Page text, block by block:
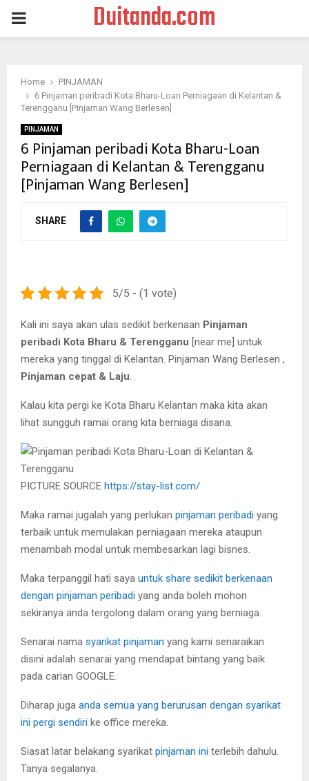
PRIMARY
Duitanda.com
Home
PINJAMAN
6 Pinjaman peribadi Kota Bharu-Loan Perniagaan di Kelantan &
Terengganu [Pinjaman Wang Berlesen]
PINJAMAN
6 Pinjaman peribadi Kota Bharu-Loan
Perniagaan di Kelantan & Terengganu
[Pinjaman Wang Berlesen]
SHARE
5/5 - (1 vote)
Kali ini saya akan ulas sedikit berkenaan Pinjaman
peribadi Kota Bharu & Terengganu [near me] untuk
mereka yang tinggal di Kelantan. Pinjaman Wang Berlesen ,
Pinjaman cepat & Laju
Kalau kita pergi ke Kota Bharu Kelantan maka kita akan
lihat sungguh ramai orang kita berniaga disana.
PICTURE SOURCE https://stay-list.com/
Maka ramai jugalah yang perlukan pinjaman peribadi yang
terbaik untuk memulakan perniagaan mereka ataupun
menambah modal untuk membesarkan lagi bisnes.
Maka terpanggil hati saya untuk share sedikit berkenaan
dengan pinjaman peribadi yang anda boleh mohon
sekiranya anda tergolong dalam orang yang berniaga.
Senarai nama syarikat pinjaman yang kami senaraikan
disini adalah senarai yang mendapat bintang yang baik
pada carian GOOGLE.
Diharap juga anda semua yang berurusan dengan syarikat
ini pergi sendiri ke office mereka.
Siasat latar belakang syarikat pinjaman ini terlebih dahulu.
Tanya segalanya.